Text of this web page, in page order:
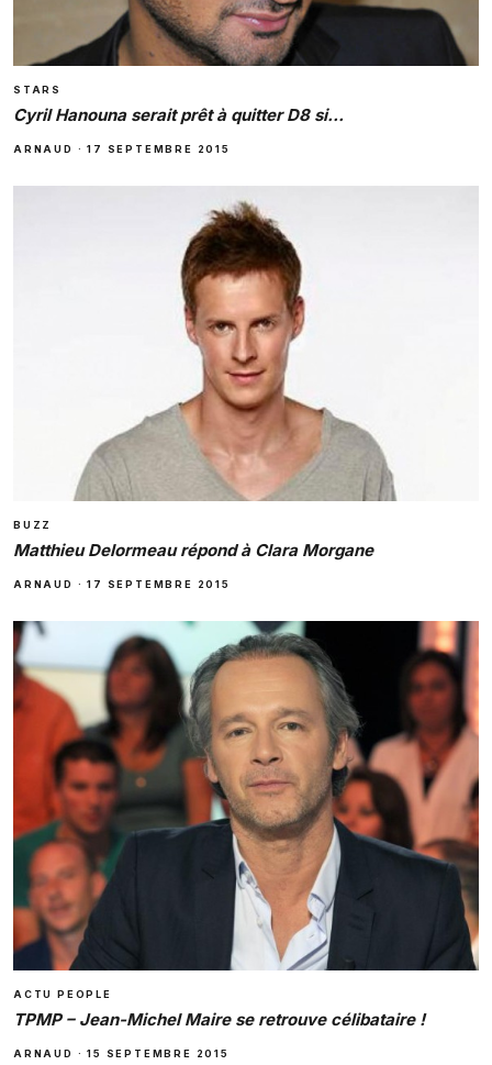
STARS
Cyril Hanouna serait prêt à quitter D8 si…
ARNAUD ·17 SEPTEMBRE 2015
BUZZ
Matthieu Delor­meau répond à Clara Morgane
ARNAUD ·17 SEPTEMBRE 2015
ACTU PEOPLE
TPMP – Jean-Michel Maire se retrouve célibataire !
ARNAUD ·15 SEPTEMBRE 2015